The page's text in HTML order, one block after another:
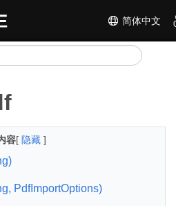
简体中文
容[ 隐藏 ]
PdfImportOptions)